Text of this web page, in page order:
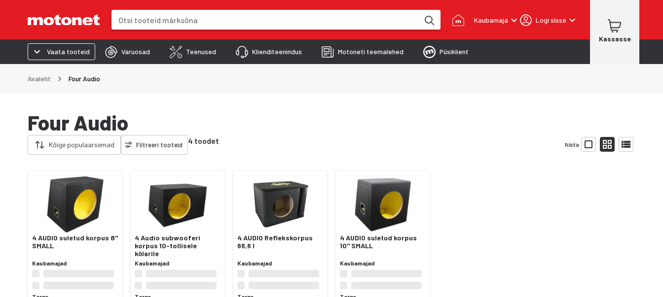
Kaubamaja Logi sisse
Kassasse
Vaata tooteid
Varuosad Teenused Klienditeenindus Motoneti teemalehed Püsiklient
Avaleht Four Audio
Four Audio
Kõige populaarsemad Filtreeri tooteid 4 toodet Näita
Eemalda filtrid
4 AUDIO suletud korpus 8"
SMALL
Kaubamajad
4 Audio subwooferi
korpus 10-tollisele
kõlarile
Kaubamajad
4 AUDIO Reflekskorpus
66,6 l
Kaubamajad
4 AUDIO suletud korpus
10" SMALL
Kaubamajad